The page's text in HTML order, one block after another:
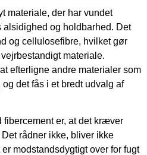
materiale, der har vundet
alsidighed og holdbarhed. Det
og cellulosefibre, hvilket gør
materiale.
efterligne andre materialer som
det fås i et bredt udvalg af
fibercement er, at det kræver
rådner ikke, bliver ikke
modstandsdygtigt over for fugt